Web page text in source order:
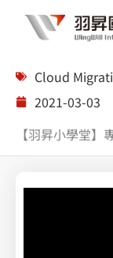
Cloud
2021-03-03
【羽昇小學堂